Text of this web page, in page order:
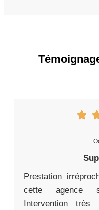
Prestation
cette agence
Intervention très